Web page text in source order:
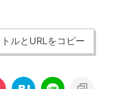
ルとURLをコピー